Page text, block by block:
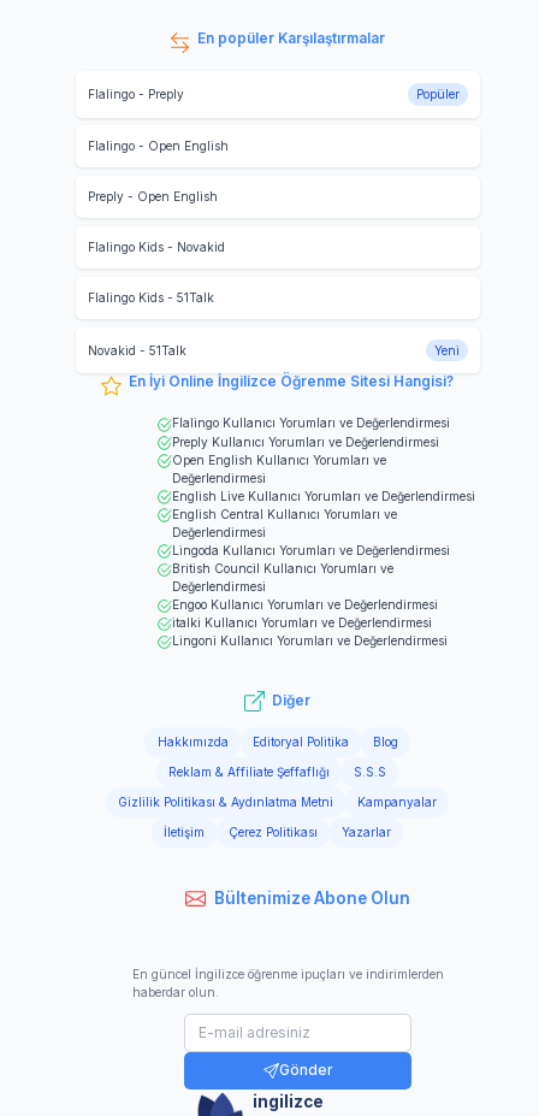
En popüler Karşılaştırmalar
Flalingo- Preply Popüler
Flalingo- Open English
Preply- Open English
Flalingo Kids- Novakid
Flalingo Kids- 51Talk
Novakid - 51Talk Yeni
En İyi Online İngilizce Öğrenme Sitesi Hangisi?
Flalingo Kullanıcı Yorumları ve Değerlendirmesi
Preply Kullanıcı Yorumları ve Değerlendirmesi
Open English Kullanıcı Yorumları ve
Değerlendirmesi
English Live Kullanıcı Yorumları ve Değerlendirmesi
English Central Kullanıcı Yorumları ve
Değerlendirmesi
Lingoda Kullanıcı Yorumları ve Değerlendirmesi
British Council Kullanıcı Yorumları ve
Değerlendirmesi
Engoo Kullanıcı Yorumları ve Değerlendirmesi
italki Kullanıcı Yorumları ve Değerlendirmesi
Lingoni Kullanıcı Yorumları ve Değerlendirmesi
Diğer
Hakkımızda Editoryal Politika Blog
Reklam & Affiliate Şeffaflığı S.S.S
Gizlilik Politikası & Aydınlatma Metni Kampanyalar
İletişim Çerez Politikası Yazarlar
Bültenimize Abone Olun
En güncel İngilizce öğrenme ipuçları ve indirimlerden
haberdar olun.
Gönder
ingilizce